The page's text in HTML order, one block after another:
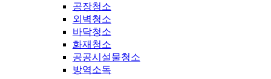
공장청소
외벽청소
바닥청소
화재청소
공공시설물청소
방역소독